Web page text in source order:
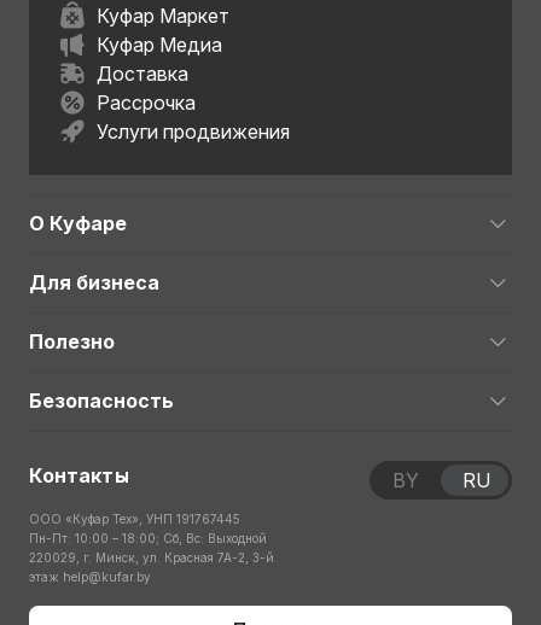
Куфар Маркет
Куфар Медиа
Доставка
Рассрочка
Услуги продвижения
О Куфаре
Для бизнеса
Полезно
Безопасность
Контакты
ООО «Куфар Тех», УНП 191767445
Пн-Пт: 10:00 – 18:00; Сб, Вс: Выходной
220029, г. Минск, ул. Красная 7А-2, 3-й
этаж help@kufar.by
BY RU